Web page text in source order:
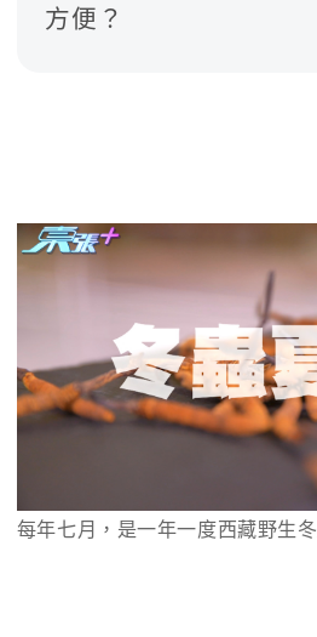
方便？
每年七月，是一年一度西藏野生